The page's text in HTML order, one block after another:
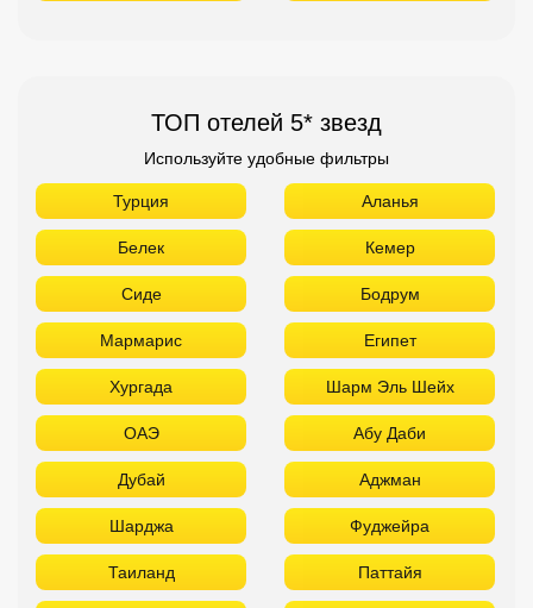
Хургада Шарм Эль Шейх
ОАЭ Абу Даби
Дубай Аджман
Шарджа Фуджейра
Таиланд Паттайя
Самуй Краби
Као Лак Пхукет
Вьетнам Нячанг
Фантьет Фукуок
Шри Ланка Куба